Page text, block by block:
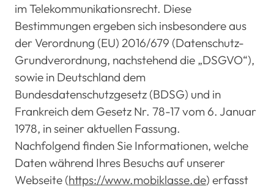
im Telekommunikationsrecht. Diese
Bestimmungen ergeben sich insbesondere aus
der Verordnung (EU) 2016/679 (Datenschutz-
Grundverordnung, nachstehend die „DSGVO“),
sowie in Deutschland dem
Bundesdatenschutzgesetz (BDSG) und in
Frankreich dem Gesetz Nr. 78-17 vom 6. Januar
1978, in seiner aktuellen Fassung.
Nachfolgend finden Sie Informationen, welche
Daten während Ihres Besuchs auf unserer
Webseite (https://www.mobiklasse.de) erfasst